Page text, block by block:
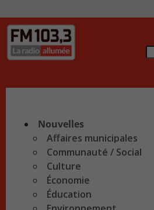
Nouvelles
Affaires municipales
Communauté / Social
Culture
Économie
Éducation